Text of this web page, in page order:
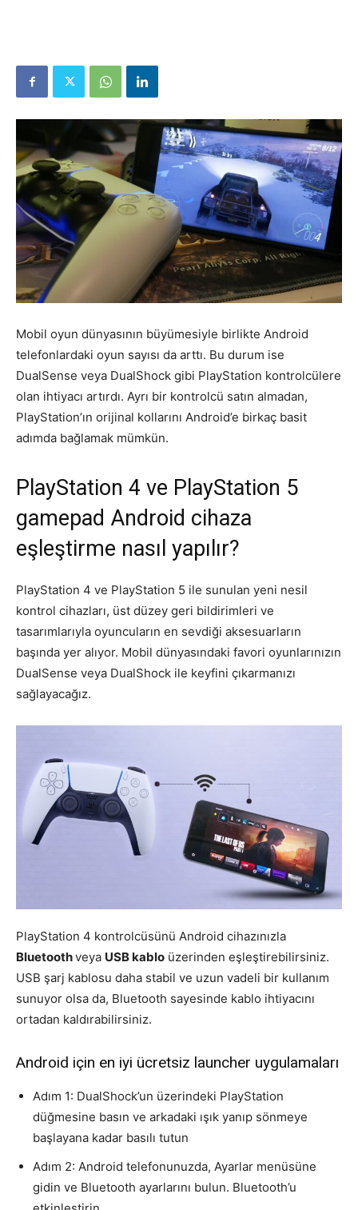
Mobil oyun dünyasının büyümesiyle birlikte Android
telefonlardaki oyun sayısı da arttı. Bu durum ise
DualSense veya DualShock gibi PlayStation kontrolcülere
olan ihtiyacı artırdı. Ayrı bir kontrolcü satın almadan,
PlayStation’ın orijinal kollarını Android’e birkaç basit
adımda bağlamak mümkün.
PlayStation 4 ve PlayStation 5
gamepad Android cihaza
eşleştirme nasıl yapılır?
PlayStation 4 ve PlayStation 5 ile sunulan yeni nesil
kontrol cihazları, üst düzey geri bildirimleri ve
tasarımlarıyla oyuncuların en sevdiği aksesuarların
başında yer alıyor. Mobil dünyasındaki favori oyunlarınızın
DualSense veya DualShock ile keyfini çıkarmanızı
sağlayacağız.
PlayStation 4 kontrolcüsünü Android cihazınızla
Bluetoothveya USB kablo üzerinden eşleştirebilirsiniz.
USB şarj kablosu daha stabil ve uzun vadeli bir kullanım
sunuyor olsa da, Bluetooth sayesinde kablo ihtiyacını
ortadan kaldırabilirsiniz.
Android için en iyi ücretsiz launcher uygulamaları
Adım 1: DualShock’un üzerindeki PlayStation
düğmesine basın ve arkadaki ışık yanıp sönmeye
başlayana kadar basılı tutun
Adım 2: Android telefonunuzda, Ayarlar menüsüne
gidin ve Bluetooth ayarlarını bulun. Bluetooth’u